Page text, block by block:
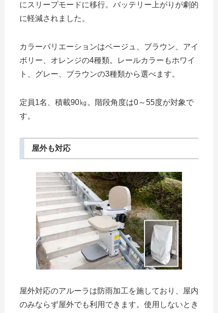
にスリープモードに移行。バッテリー上がりが劇的
に軽減されました。
カラーバリエーションはベージュ、ブラウン、アイ
ボリー、オレンジの4種類。レールカラーもホワイ
ト、グレー、ブラウンの3種類から選べます。
定員1名、積載90㎏。階段角度は0～55度が対象で
す。
屋外も対応
屋外対応のアルーラは防雨加工を施しており、屋内
のみならず屋外でも利用できます。使用しないとき